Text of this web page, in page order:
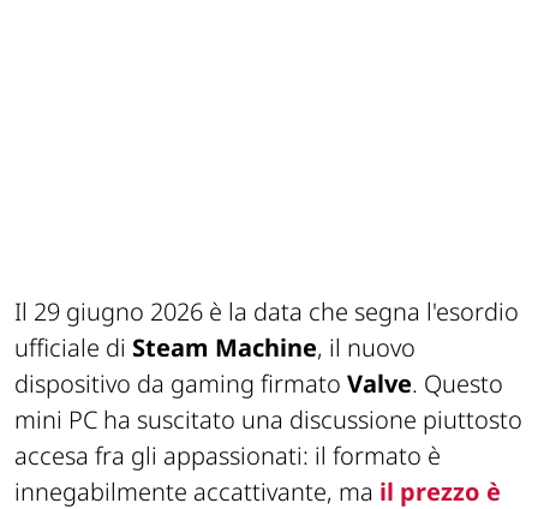
Il 29 giugno 2026 è la data che segna l'esordio
ufficiale di Steam Machine, il nuovo
dispositivo da gaming firmato Valve. Questo
mini PC ha suscitato una discussione piuttosto
accesa fra gli appassionati: il formato è
innegabilmente accattivante, ma il prezzo è